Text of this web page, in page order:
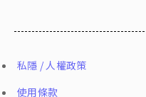
私隱 / 人權政策
使用條款